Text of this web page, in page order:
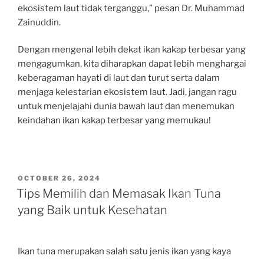
ekosistem laut tidak terganggu,” pesan Dr. Muhammad
Zainuddin.
Dengan mengenal lebih dekat ikan kakap terbesar yang
mengagumkan, kita diharapkan dapat lebih menghargai
keberagaman hayati di laut dan turut serta dalam
menjaga kelestarian ekosistem laut. Jadi, jangan ragu
untuk menjelajahi dunia bawah laut dan menemukan
keindahan ikan kakap terbesar yang memukau!
POSTED
ON
OCTOBER 26, 2024
Tips Memilih dan Memasak Ikan Tuna
yang Baik untuk Kesehatan
Ikan tuna merupakan salah satu jenis ikan yang kaya